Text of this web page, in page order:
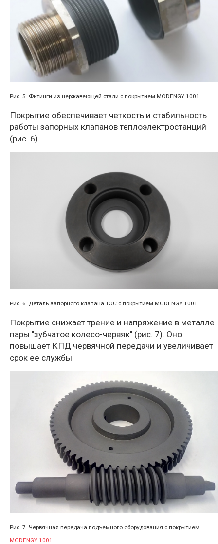
Рис. 5. Фитинги из нержавеющей стали с покрытием MODENGY 1001
Покрытие обеспечивает четкость и стабильность
работы запорных клапанов теплоэлектростанций
(рис. 6).
Рис. 6. Деталь запорного клапана ТЭС с покрытием MODENGY 1001
Покрытие снижает трение и напряжение в металле
пары "зубчатое колесо-червяк" (рис. 7). Оно
повышает КПД червячной передачи и увеличивает
срок ее службы.
Рис. 7. Червячная передача подъемного оборудования с покрытием
MODENGY 1001